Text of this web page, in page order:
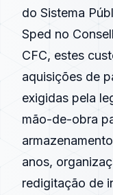
do Sistema
Sped no
CFC, estes
aquisições de
exigidas pela
mão-de-obra
anos,
redigitação de